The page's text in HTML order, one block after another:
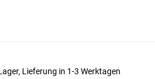
Lieferung in 1-3 Werktagen